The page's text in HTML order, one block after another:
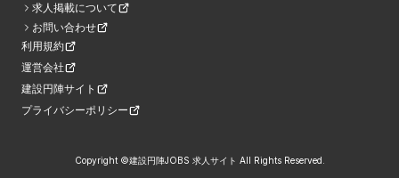
求人掲載について
お問い合わせ
利用規約
運営会社
建設円陣サイト
プライバシーポリシー
Copyright ©建設円陣JOBS 求人サイト All Rights Reserved.